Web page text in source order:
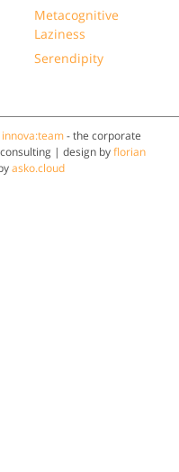
Metacognitive
Laziness
Serendipity
innova:team- the corporate
| design byflorian
asko.cloud